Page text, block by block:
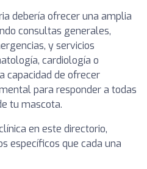
debería ofrecer una amplia
consultas generales,
y servicios
cardiología o
capacidad de ofrecer
para responder a todas
tu mascota.
en este directorio,
específicos que cada una